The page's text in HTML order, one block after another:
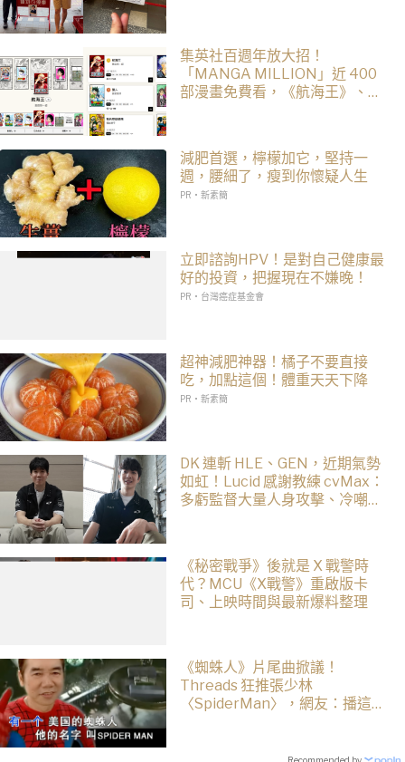
集英社百週年放大招！
「MANGA MILLION」近 400
部漫畫免費看，《航海王》、
減肥首選，檸檬加它，堅持一
週，腰細了，瘦到你懷疑人生
PR・新素簡
立即諮詢HPV！是對自己健康最
好的投資，把握現在不嫌晚！
PR・台灣癌症基金會
超神減肥神器！橘子不要直接
吃，加點這個！體重天天下降
PR・新素簡
DK 連斬 HLE、GEN，近期氣勢
如虹！Lucid 感謝教練 cvMax：
多虧監督大量人身攻擊、冷嘲熱
《秘密戰爭》後就是 X 戰警時
代？MCU《X戰警》重啟版卡
司、上映時間與最新爆料整理
《蜘蛛人》片尾曲掀議！
Threads 狂推張少林
〈SpiderMan〉，網友：播這個